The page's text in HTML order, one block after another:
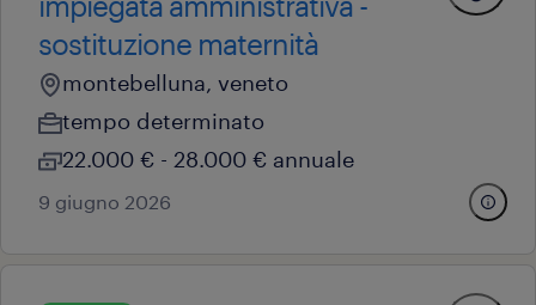
sostituzione maternità
montebelluna, veneto
tempo determinato
22.000 € - 28.000 € annuale
9 giugno 2026